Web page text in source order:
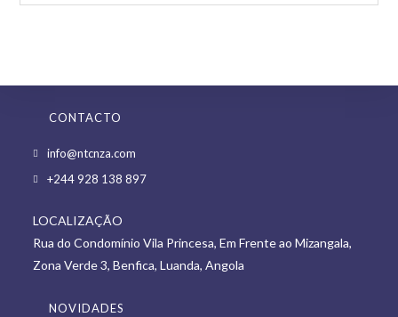
CONTACTO
info@ntcnza.com
in
tab
+244 928 138 897Opens
new
tab
LOCALIZAÇÃO
Rua do Condomínio Vila Princesa, Em Frente ao Mizangala,
Zona Verde 3, Benfica, Luanda, Angola
NOVIDADES